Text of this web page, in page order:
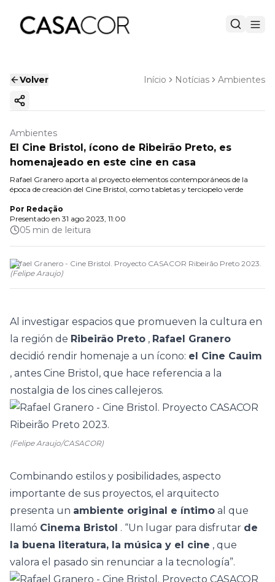
Volver Início Notícias Ambientes
Copiar enlace
Ambientes
El Cine Bristol, ícono de Ribeirão Preto, es
homenajeado en este cine en casa
Rafael Granero aporta al proyecto elementos contemporáneos de la
época de creación del Cine Bristol, como tabletas y terciopelo verde
Por Redação
Presentado en 31 ago 2023, 11:00
05 min de leitura
Rafael Granero - Cine Bristol. Proyecto CASACOR Ribeirão Preto 2023.
(Felipe Araujo)
Al investigar espacios que promueven la cultura en
la región de Ribeirão Preto , Rafael Granero
decidió rendir homenaje a un ícono: el Cine Cauim
, antes Cine Bristol, que hace referencia a la
nostalgia de los cines callejeros.
(Felipe Araujo/CASACOR)
Combinando estilos y posibilidades, aspecto
importante de sus proyectos, el arquitecto
presenta un ambiente original e íntimo al que
llamó Cinema Bristol . “Un lugar para disfrutar de
la buena literatura, la música y el cine , que
valora el pasado sin renunciar a la tecnología”.